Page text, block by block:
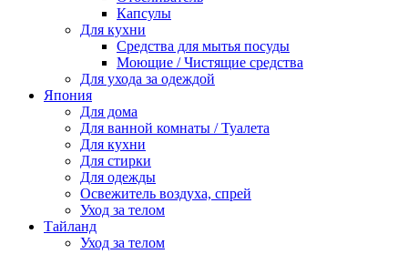
Капсулы
Для кухни
Средства для мытья посуды
Моющие / Чистящие средства
Для ухода за одеждой
Япония
Для дома
Для ванной комнаты / Туалета
Для кухни
Для стирки
Для одежды
Освежитель воздуха, спрей
Уход за телом
Тайланд
Уход за телом